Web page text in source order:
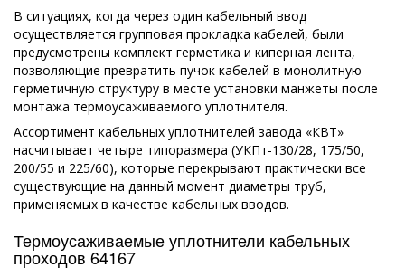
В ситуациях, когда через один кабельный ввод
осуществляется групповая прокладка кабелей, были
предусмотрены комплект герметика и киперная лента,
позволяющие превратить пучок кабелей в монолитную
герметичную структуру в месте установки манжеты после
монтажа термоусаживаемого уплотнителя.
Ассортимент кабельных уплотнителей завода «КВТ»
насчитывает четыре типоразмера (УКПт-130/28, 175/50,
200/55 и 225/60), которые перекрывают практически все
существующие на данный момент диаметры труб,
применяемых в качестве кабельных вводов.
Термоусаживаемые уплотнители кабельных
проходов 64167